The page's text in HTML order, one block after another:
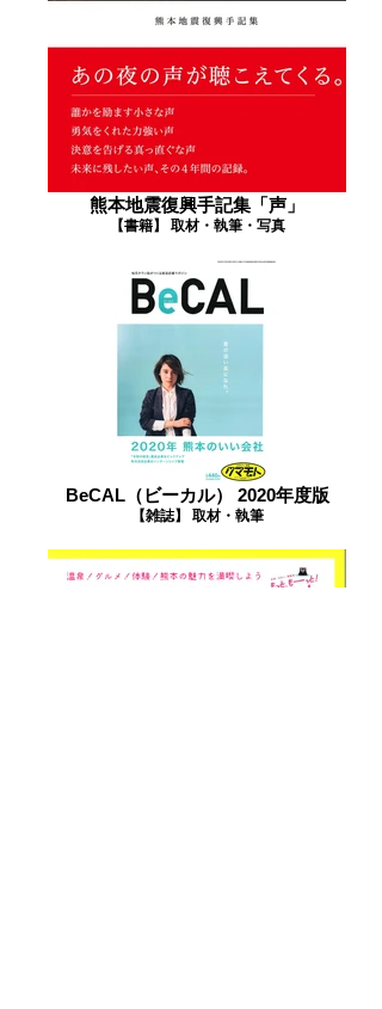
熊本地震復興手記集「声」
【書籍】 取材・執筆・写真
BeCAL（ビーカル） 2020年度版
【雑誌】 取材・執筆